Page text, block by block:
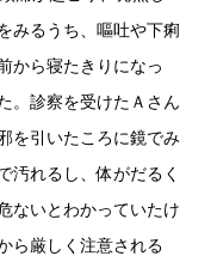
みるうち、嘔吐や下痢
から寝たきりになっ
。診察を受けたＡさん
を引いたころに鏡でみ
汚れるし、体がだるく
ないとわかっていたけ
ら厳しく注意される